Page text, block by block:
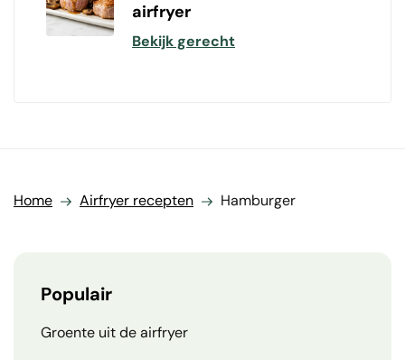
airfryer
Bekijk gerecht
Home Airfryer recepten Hamburger
Populair
Groente uit de airfryer